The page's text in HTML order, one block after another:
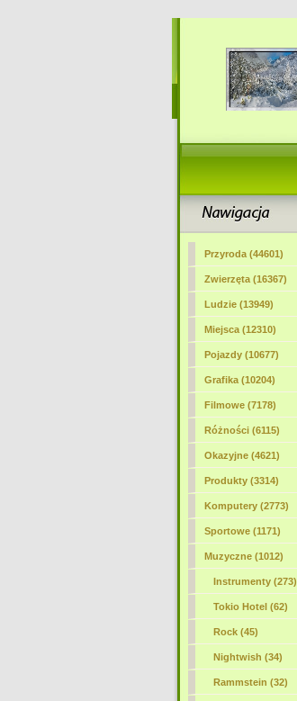
Przyroda (44601)
Zwierzęta (16367)
Ludzie (13949)
Miejsca (12310)
Pojazdy (10677)
Grafika (10204)
Filmowe (7178)
Różności (6115)
Okazyjne (4621)
Produkty (3314)
Komputery (2773)
Sportowe (1171)
Muzyczne (1012)
Instrumenty (273)
Tokio Hotel (62)
Rock (45)
Nightwish (34)
Rammstein (32)